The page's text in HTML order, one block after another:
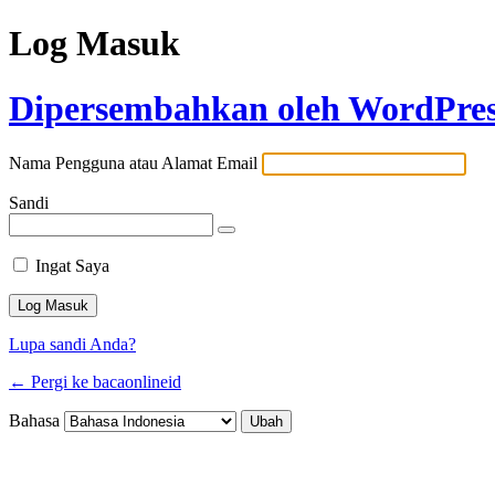
Log Masuk
Dipersembahkan oleh
Nama Pengguna atau Alamat Email
Sandi
Ingat Saya
Lupa sandi Anda?
← Pergi ke bacaonlineid
Bahasa